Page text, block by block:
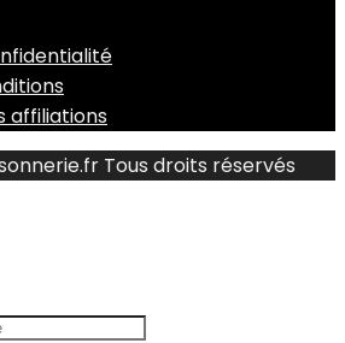
affiliations
Tous droits réservés